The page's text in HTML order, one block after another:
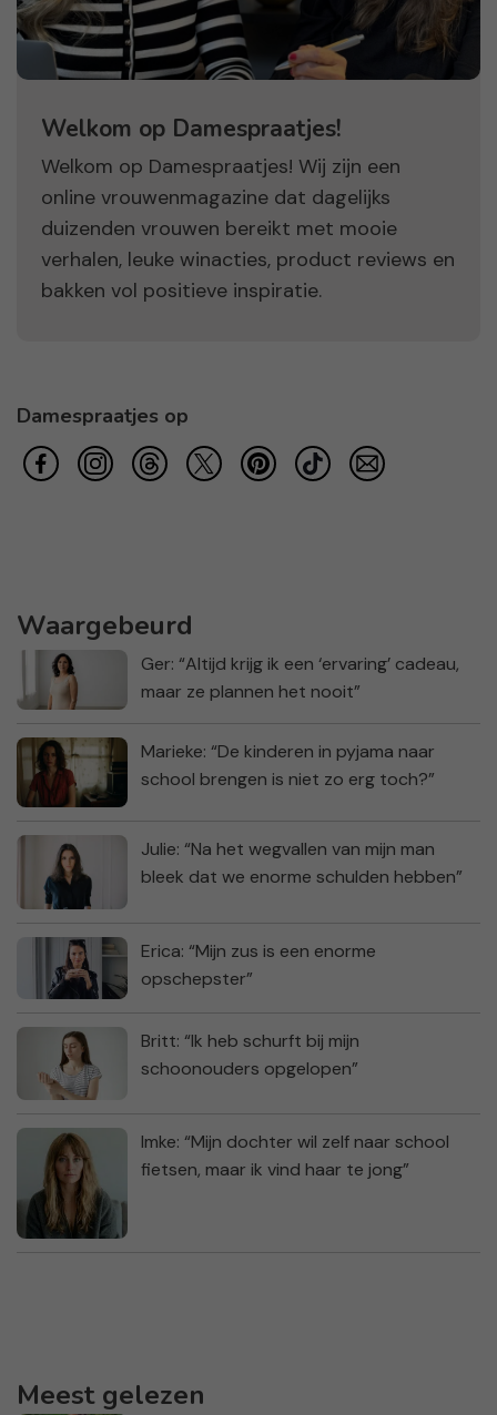
Welkom op Damespraatjes!
Welkom op Damespraatjes! Wij zijn een
online vrouwenmagazine dat dagelijks
duizenden vrouwen bereikt met mooie
verhalen, leuke winacties, product reviews en
bakken vol positieve inspiratie.
Damespraatjes op
Waargebeurd
Ger: “Altijd krijg ik een ‘ervaring’ cadeau,
maar ze plannen het nooit”
Marieke: “De kinderen in pyjama naar
school brengen is niet zo erg toch?”
Julie: “Na het wegvallen van mijn man
bleek dat we enorme schulden hebben”
Erica: “Mijn zus is een enorme
opschepster”
Britt: “Ik heb schurft bij mijn
schoonouders opgelopen”
Imke: “Mijn dochter wil zelf naar school
fietsen, maar ik vind haar te jong”
Meest gelezen